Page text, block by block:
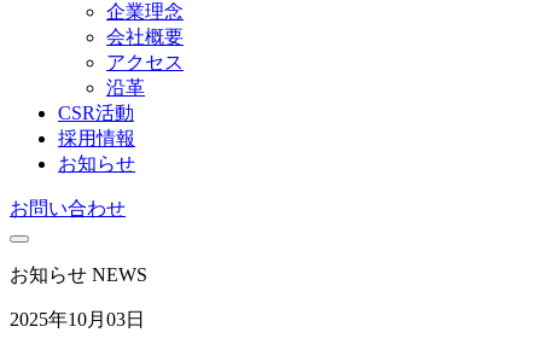
企業理念
会社概要
アクセス
沿革
CSR活動
採用情報
お知らせ
お問い合わせ
お知らせ NEWS
2025年10月03日